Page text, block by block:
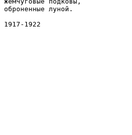
оброненные луной.